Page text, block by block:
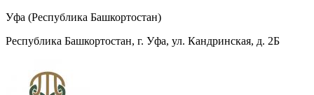
Уфа (Республика Башкортостан)
Республика Башкортостан, г. Уфа, ул. Кандринская, д. 2Б